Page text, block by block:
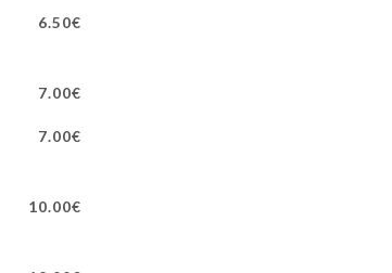
6.50€
7.00€
7.00€
10.00€